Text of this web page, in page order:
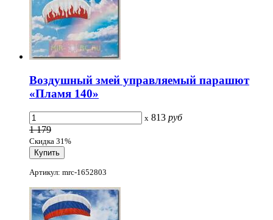
Воздушный змей управляемый парашют
«Пламя 140»
x 813 руб
1 179
Скидка 31%
Артикул: mrc-1652803